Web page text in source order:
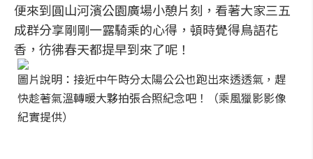
便來到圓山河濱公園廣場小憩片刻，看著大家三五
成群分享剛剛一露騎乘的心得，頓時覺得鳥語花
香，彷彿春天都提早到來了呢！
圖片說明：接近中午時分太陽公公也跑出來透透氣，趕
快趁著氣溫轉暖大夥拍張合照紀念吧！（乘風獵影影像
紀實提供）